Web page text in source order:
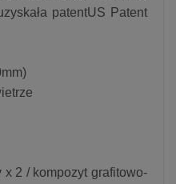
patentUS Patent
2 / kompozyt grafitowo-